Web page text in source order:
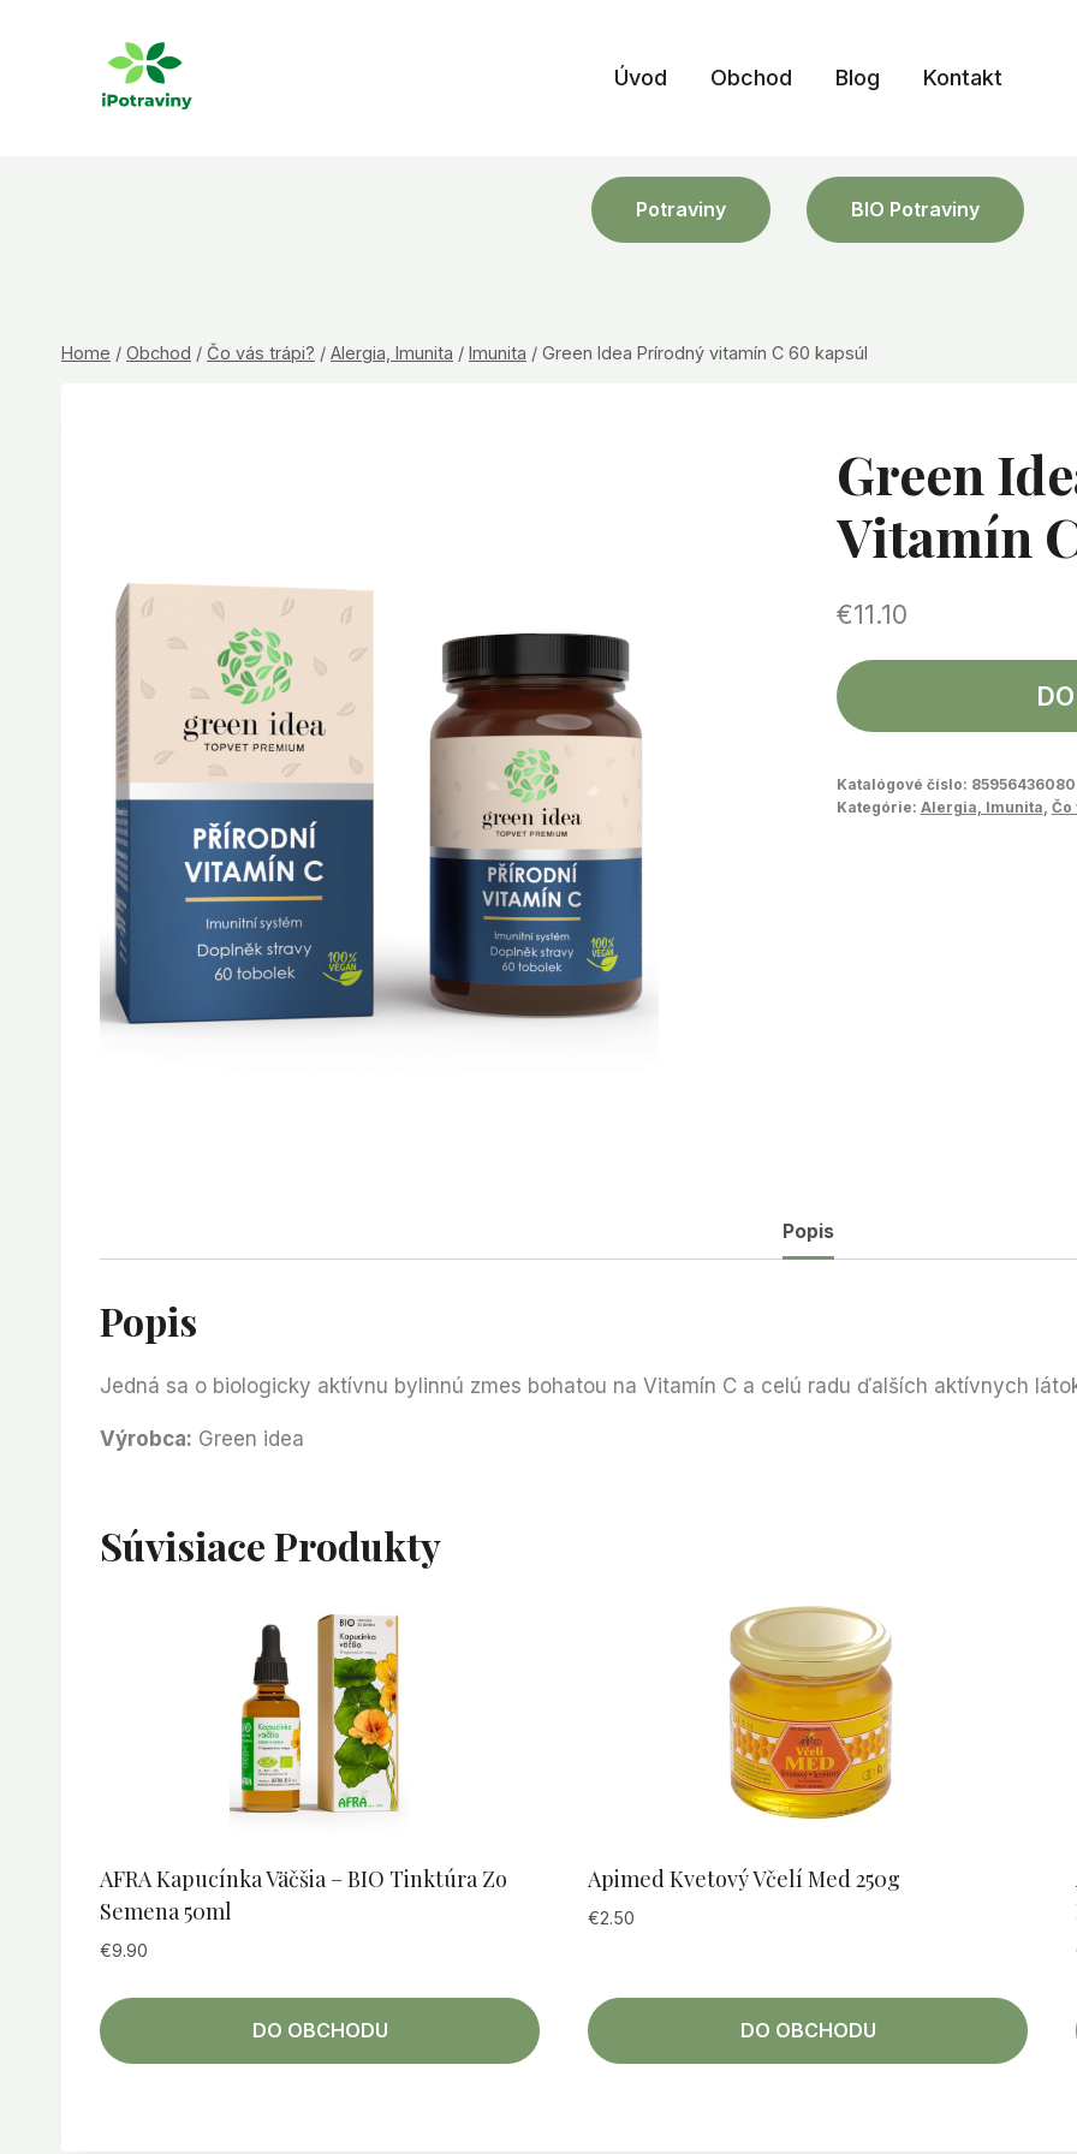
Úvod Obchod Blog Kontakt
Potraviny BIO Potraviny
Home / Obchod / Čo vás trápi? / Alergia, Imunita / Imunita / Green Idea Prírodný vitamín C 60 kapsúl
Green
Vitamín
€11.10
Katalógové číslo:
Kategórie: Alergia, Imunita Čo
Popis
Popis
Jedná sa o biologicky aktívnu bylinnú zmes bohatou na Vitamín C a celú radu ďalších aktívnych
Výrobca: Green idea
Súvisiace Produkty
AFRA Kapucínka Väčšia – BIO Tinktúra Zo
Semena 50ml
€9.90
DO OBCHODU
Apimed Kvetový Včelí Med 250g
€2.50
DO OBCHODU